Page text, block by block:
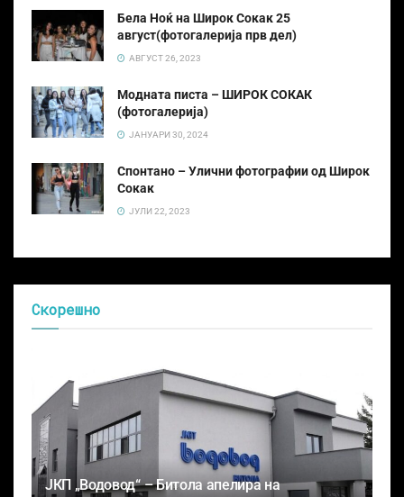
Бела Ноќ на Широк Сокак 25
август(фотогалерија прв дел)
АВГУСТ 26, 2023
Модната писта – ШИРОК СОКАК
(фотогалерија)
ЈАНУАРИ 30, 2024
Спонтано – Улични фотографии од Широк
Сокак
ЈУЛИ 22, 2023
Скорешно
ЈКП „Водовод“ – Битола апелира на